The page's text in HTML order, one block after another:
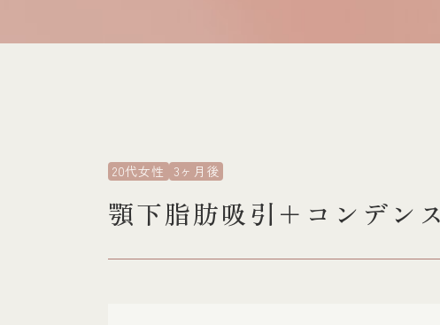
20代女性 3ヶ月後
顎下脂肪吸引＋コンデン